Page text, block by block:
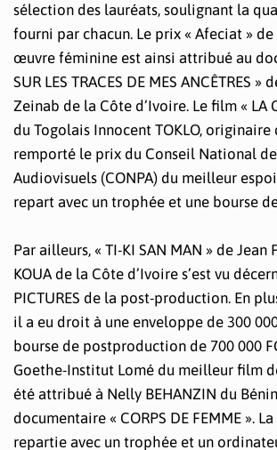
sélection des lauréats, soulignant la
fourni par chacun. Le prix « Afeciat »
œuvre féminine est ainsi attribué au
SUR LES TRACES DE MES ANCÊTRES »
Zeinab de la Côte d’Ivoire. Le film « LA
du Togolais Innocent TOKLO, originaire
remporté le prix du Conseil National
Audiovisuels (CONPA) du meilleur
repart avec un trophée et une bourse
Par ailleurs, « TI-KI SAN MAN » de Jean
KOUA de la Côte d’Ivoire s’est vu
PICTURES de la post-production. En
il a eu droit à une enveloppe de 300
bourse de postproduction de 700 000
Goethe-Institut Lomé du meilleur film
été attribué à Nelly BEHANZIN du
documentaire « CORPS DE FEMME ».
repartie avec un trophée et un